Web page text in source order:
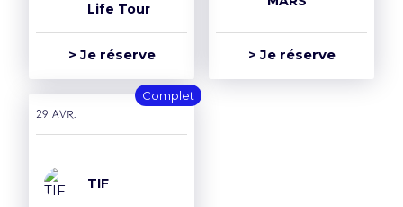
Life Tour
> Je réserve > Je réserve
Complet
29 avr.
TIF